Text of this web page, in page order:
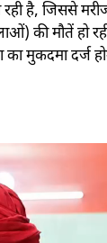
है, जिससे
की मौतें हो
मुकदमा दर्ज